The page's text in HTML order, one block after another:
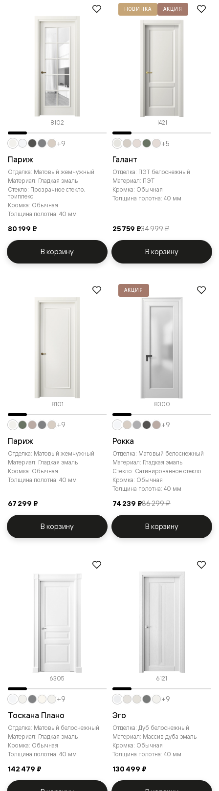
8102
Париж
Отделка: Матовый жемчужный
Материал: Гладкая эмаль
Стекло: Прозрачное стекло,
триплекс
Кромка: Обычная
Толщина полотна: 40 мм
80 199 ₽
+9
В корзину
НОВИНКА АКЦИЯ
1421
Галант
Отделка: ПЭТ белоснежный
Материал: ПЭТ
Кромка: Обычная
Толщина полотна: 40 мм
25 759 ₽34 999 ₽
+5
В корзину
8101
Париж
Отделка: Матовый жемчужный
Материал: Гладкая эмаль
Кромка: Обычная
Толщина полотна: 40 мм
67 299 ₽
+9
В корзину
АКЦИЯ
8300
Рокка
Отделка: Матовый белоснежный
Материал: Гладкая эмаль
Стекло: Сатинированное стекло
Кромка: Обычная
Толщина полотна: 40 мм
74 239 ₽86 299 ₽
+9
В корзину
6305
Тоскана Плано
Отделка: Матовый белоснежный
Материал: Гладкая эмаль
Кромка: Обычная
Толщина полотна: 40 мм
142 479 ₽
+9
6121
Эго
Отделка: Дуб белоснежный
Материал: Массив дуба эмаль
Кромка: Обычная
Толщина полотна: 40 мм
130 499 ₽
+9